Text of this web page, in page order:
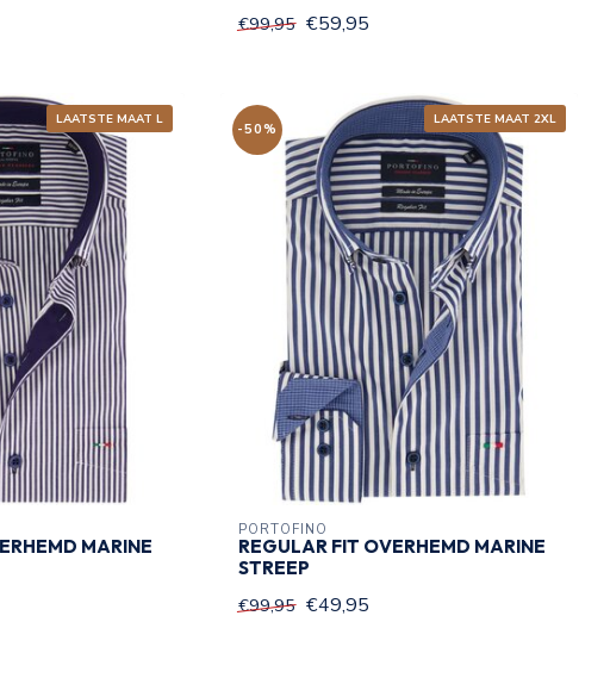
€99,95 €59,95
LAATSTE MAAT L
MARINE
LAATSTE MAAT 2XL
-50%
PORTOFINO
REGULAR FIT OVERHEMD MARINE
STREEP
€99,95 €49,95